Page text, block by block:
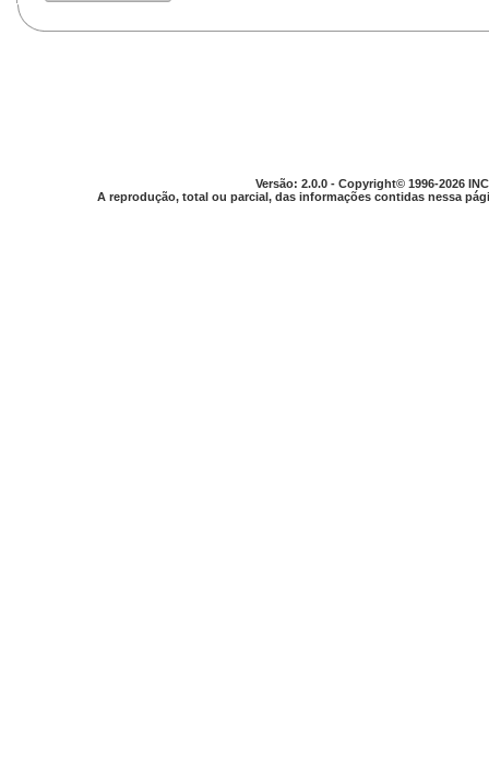
Versão: 2.0.0 - Copyright© 1996-2026
A reprodução, total ou parcial, das informações contidas nessa